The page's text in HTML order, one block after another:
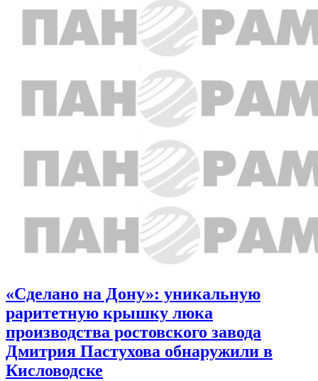
«Сделано на Дону»: уникальную
раритетную крышку люка
производства ростовского завода
Дмитрия Пастухова обнаружили в
Кисловодске